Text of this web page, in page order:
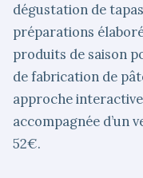
dégustation de
préparations
produits de saison
de fabrication de
approche
accompagnée d’un
52€.